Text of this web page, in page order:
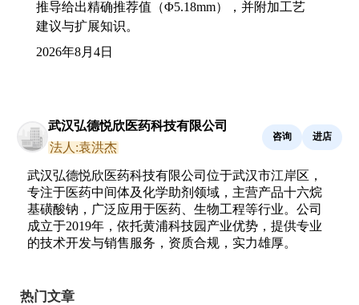
推导给出精确推荐值（Φ5.18mm），并附加工艺
建议与扩展知识。
2026年8月4日
武汉弘德悦欣医药科技有限公司
法人:袁洪杰
咨询 进店
武汉弘德悦欣医药科技有限公司位于武汉市江岸区，
专注于医药中间体及化学助剂领域，主营产品十六烷
基磺酸钠，广泛应用于医药、生物工程等行业。公司
成立于2019年，依托黄浦科技园产业优势，提供专业
的技术开发与销售服务，资质合规，实力雄厚。
热门文章